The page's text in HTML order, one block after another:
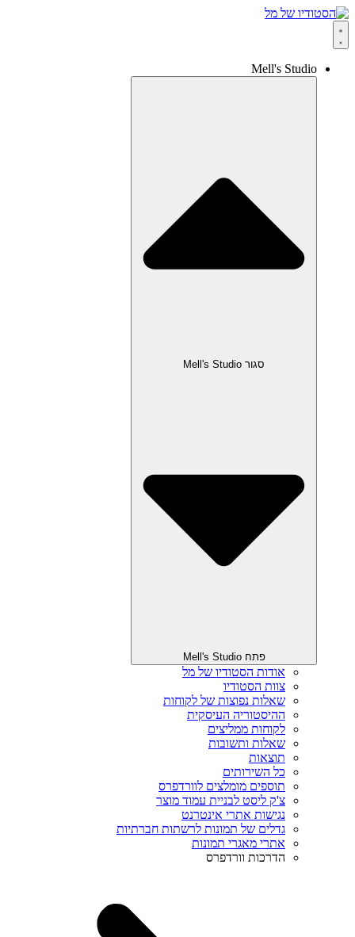
Mell's Studio
סגור Mell's Studio
פתח Mell's Studio
אודות הסטודיו של מל
צוות הסטודיו
שאלות נפוצות של לקוחות
ההיסטוריה העיסקית
לקוחות ממליצים
שאלות ותשובות
תוצאות
כל השירותים
תוספים מומלצים לוורדפרס
צ'ק ליסט לבניית עמוד מוצר
נגישות אתרי אינטרנט
גדלים של תמונות לרשתות חברתיות
אתרי מאגרי תמונות
הדרכות וורדפרס